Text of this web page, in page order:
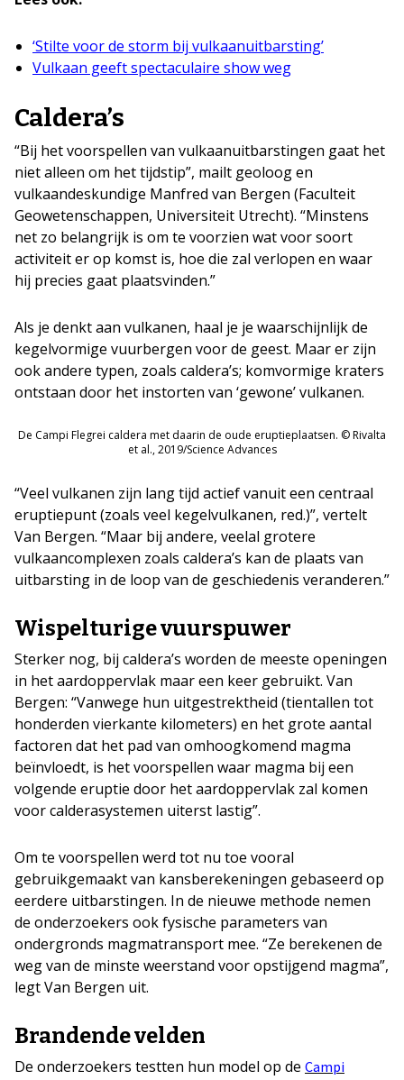
‘Stilte voor de storm bij vulkaanuitbarsting’
Vulkaan geeft spectaculaire show weg
Caldera’s
“Bij het voorspellen van vulkaanuitbarstingen gaat het
niet alleen om het tijdstip”, mailt geoloog en
vulkaandeskundige Manfred van Bergen (Faculteit
Geowetenschappen, Universiteit Utrecht). “Minstens
net zo belangrijk is om te voorzien wat voor soort
activiteit er op komst is, hoe die zal verlopen en waar
hij precies gaat plaatsvinden.”
Als je denkt aan vulkanen, haal je je waarschijnlijk de
kegelvormige vuurbergen voor de geest. Maar er zijn
ook andere typen, zoals caldera’s; komvormige kraters
ontstaan door het instorten van ‘gewone’ vulkanen.
De Campi Flegrei caldera met daarin de oude eruptieplaatsen. © Rivalta
et al., 2019/Science Advances
“Veel vulkanen zijn lang tijd actief vanuit een centraal
eruptiepunt (zoals veel kegelvulkanen, red.)”, vertelt
Van Bergen. “Maar bij andere, veelal grotere
vulkaancomplexen zoals caldera’s kan de plaats van
uitbarsting in de loop van de geschiedenis veranderen.”
Wispelturige vuurspuwer
Sterker nog, bij caldera’s worden de meeste openingen
in het aardoppervlak maar een keer gebruikt. Van
Bergen: “Vanwege hun uitgestrektheid (tientallen tot
honderden vierkante kilometers) en het grote aantal
factoren dat het pad van omhoogkomend magma
beïnvloedt, is het voorspellen waar magma bij een
volgende eruptie door het aardoppervlak zal komen
voor calderasystemen uiterst lastig”.
Om te voorspellen werd tot nu toe vooral
gebruikgemaakt van kansberekeningen gebaseerd op
eerdere uitbarstingen. In de nieuwe methode nemen
de onderzoekers ook fysische parameters van
ondergronds magmatransport mee. “Ze berekenen de
weg van de minste weerstand voor opstijgend magma”,
legt Van Bergen uit.
Brandende velden
De onderzoekers testten hun model op de Campi